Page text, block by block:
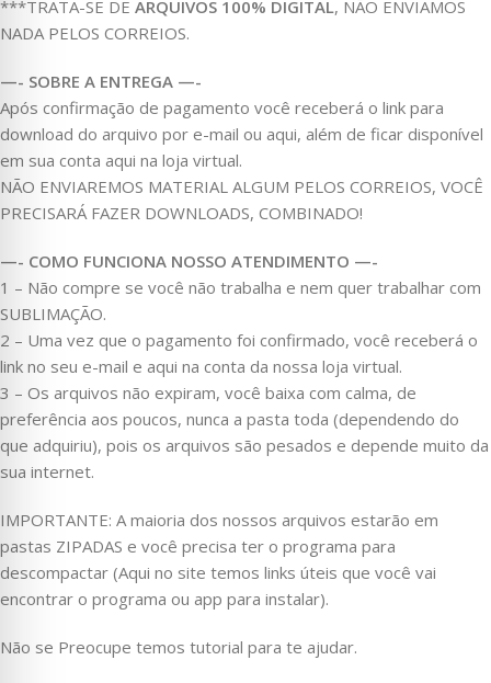
***TRATA-SE DE ARQUIVOS 100% DIGITAL, NÃO ENVIAMOS
NADA PELOS CORREIOS.
—- SOBRE A ENTREGA —-
Após confirmação de pagamento você receberá o link para
download do arquivo por e-mail ou aqui, além de ficar disponível
em sua conta aqui na loja virtual.
NÃO ENVIAREMOS MATERIAL ALGUM PELOS CORREIOS, VOCÊ
PRECISARÁ FAZER DOWNLOADS, COMBINADO!
—- COMO FUNCIONA NOSSO ATENDIMENTO —-
1 – Não compre se você não trabalha e nem quer trabalhar com
SUBLIMAÇÃO.
2 – Uma vez que o pagamento foi confirmado, você receberá o
link no seu e-mail e aqui na conta da nossa loja virtual.
3 – Os arquivos não expiram, você baixa com calma, de
preferência aos poucos, nunca a pasta toda (dependendo do
que adquiriu), pois os arquivos são pesados e depende muito da
sua internet.
IMPORTANTE: A maioria dos nossos arquivos estarão em
pastas ZIPADAS e você precisa ter o programa para
descompactar (Aqui no site temos links úteis que você vai
encontrar o programa ou app para instalar).
Não se Preocupe temos tutorial para te ajudar.